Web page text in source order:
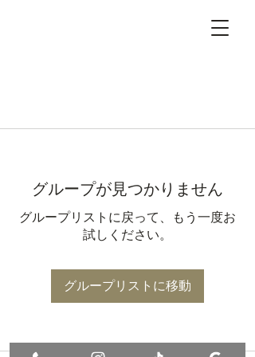
グループが見つかりません
グループリストに戻って、もう一度お
試しください。
グループリストに移動